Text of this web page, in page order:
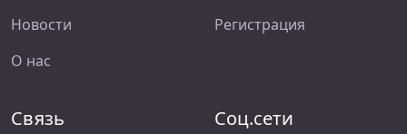
Новости
О нас
Регистрация
Связь Соц.сети